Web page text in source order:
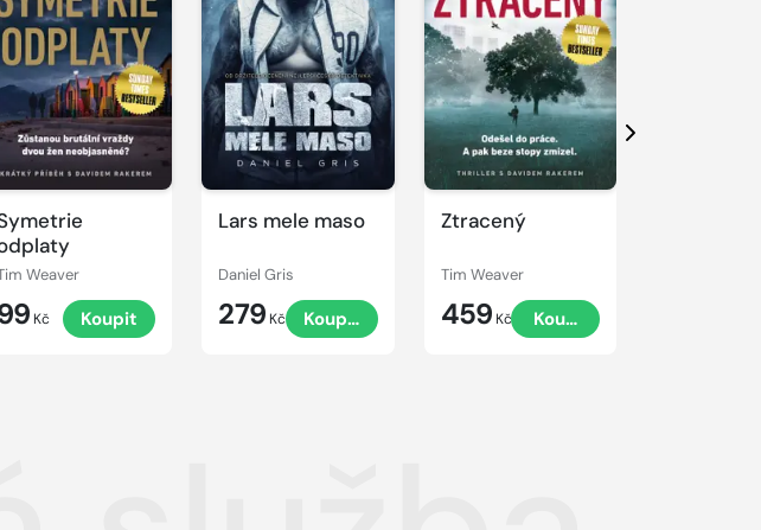
Weaver
Kč Koupit
Lars mele maso
Daniel Gris
279 Kč Koupit
Ztracený
Tim Weaver
459 Kč Koupit
Další